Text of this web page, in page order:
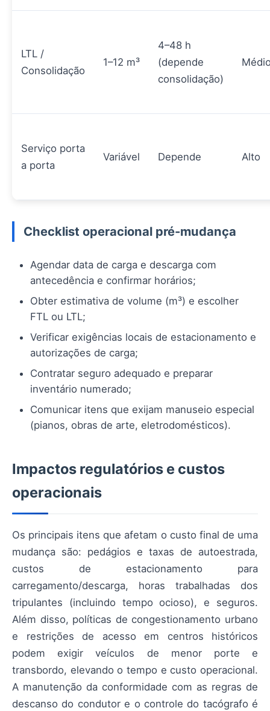
LTL /
Consolidação
1–12 m³
4–48 h
(depende
consolidação)
Serviço porta
a porta
Variável Depende Alto
Checklist operacional pré-mudança
Agendar data de carga e descarga com
antecedência e confirmar horários;
Obter estimativa de volume (m³) e escolher
FTL ou LTL;
Verificar exigências locais de estacionamento e
autorizações de carga;
Contratar seguro adequado e preparar
inventário numerado;
Comunicar itens que exijam manuseio especial
(pianos, obras de arte, eletrodomésticos).
Impactos regulatórios e custos
operacionais
Os principais itens que afetam o custo final de uma
mudança são: pedágios e taxas de autoestrada,
custos de estacionamento para
carregamento/descarga, horas trabalhadas dos
tripulantes (incluindo tempo ocioso), e seguros.
Além disso, políticas de congestionamento urbano
e restrições de acesso em centros históricos
podem exigir veículos de menor porte e
transbordo, elevando o tempo e custo operacional.
A manutenção da conformidade com as regras de
descanso do condutor e o controle do tacógrafo é